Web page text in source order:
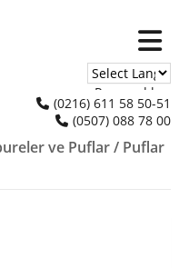
Powered by
Translate
(0216) 611 58 50-51
(0507) 088 78 00
ve Puflar/ Puflar